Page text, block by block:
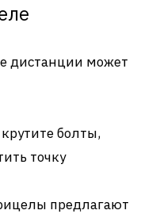
дистанции может
крутите болты,
точку
предлагают